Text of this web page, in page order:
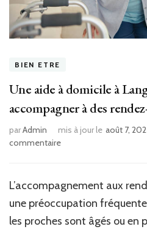
BIEN ETRE
Une aide à domicile à
accompagner à des
parAdmin mis à jour le août 7,
commentairesur
domicile
à
Langon
L’accompagnement aux
une préoccupation
les proches sont âgés ou en